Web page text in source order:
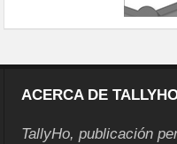
ACERCA DE
TallyHo, publicación